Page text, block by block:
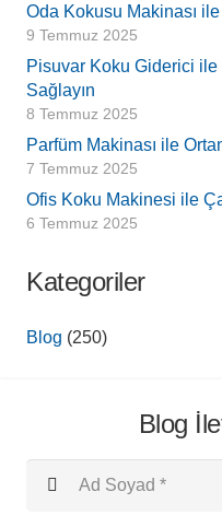
Oda Kokusu Makinası ile
9 Temmuz 2025
Pisuvar Koku Giderici ile
Sağlayın
8 Temmuz 2025
Parfüm Makinası ile
7 Temmuz 2025
Ofis Koku Makinesi ile
6 Temmuz 2025
Kategoriler
Blog (250)
Blog